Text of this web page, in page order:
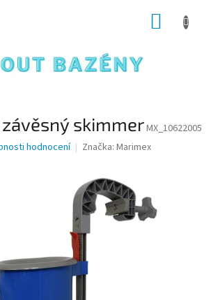
skimmerMX_10622005
je 0,0 z 5 hvězdiček.
hodnocení Značka: Marimex